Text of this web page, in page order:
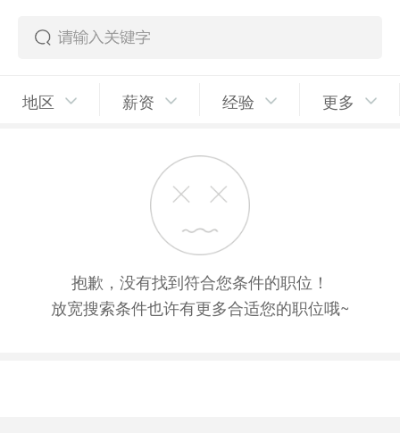
地区 薪资 经验 更多
抱歉，没有找到符合您条件的职位！
放宽搜索条件也许有更多合适您的职位哦~